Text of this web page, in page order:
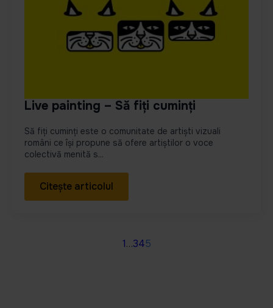
Live painting – Să fiți cuminți
Să fiți cuminți este o comunitate de artiști vizuali
români ce își propune să ofere artiștilor o voce
colectivă menită s...
Citește articolul
1…345